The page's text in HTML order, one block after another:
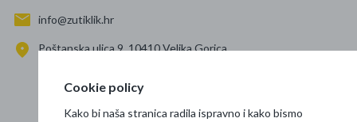
info@zutiklik.hr
Poštanska ulica 9, 10410 Velika Gorica
Prati nas
Cookie policy
Kako bi naša stranica radila ispravno i kako bismo